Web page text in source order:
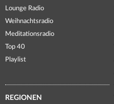
Lounge Radio
Weihnachtsradio
Meditationsradio
Top 40
Playlist
REGIONEN